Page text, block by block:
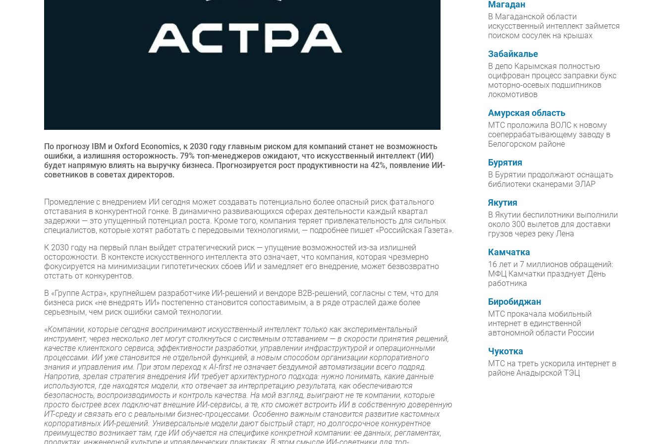
По прогнозу IBM и Oxford Economics, к 2030 году главным риском для компаний станет не возможность
ошибки, а излишняя осторожность. 79% топ-менеджеров ожидают, что искусственный интеллект (ИИ)
будет напрямую влиять на выручку бизнеса. Прогнозируется рост продуктивности на 42%, появление ИИ-
советников в советах директоров.
Промедление с внедрением ИИ сегодня может создавать потенциально более опасный риск фатального
отставания в конкурентной гонке. В динамично развивающихся сферах деятельности каждый квартал
задержки — это упущенный потенциал роста. Кроме того, компания теряет привлекательность для сильных
специалистов, которые хотят работать с передовыми технологиями, — подробнее пишет «Российская Газета».
К 2030 году на первый план выйдет стратегический риск — упущение возможностей из-за излишней
осторожности. В контексте искусственного интеллекта это означает, что компания, которая чрезмерно
фокусируется на минимизации гипотетических сбоев ИИ и замедляет его внедрение, может безвозвратно
отстать от конкурентов.
В «Группе Астра», крупнейшем разработчике ИИ-решений и вендоре B2B-решений, согласны с тем, что для
бизнеса риск «не внедрять ИИ» постепенно становится сопоставимым, а в ряде отраслей даже более
серьезным, чем риск ошибки самой технологии.
«Компании, которые сегодня воспринимают искусственный интеллект только как экспериментальный
инструмент, через несколько лет могут столкнуться с системным отставанием — в скорости принятия решений,
качестве клиентского сервиса, эффективности разработки, управлении инфраструктурой и операционными
процессами. ИИ уже становится не отдельной функцией, а новым способом организации корпоративного
знания и управления им. При этом переход к AI-first не означает бездумной автоматизации всего подряд.
Напротив, зрелая стратегия внедрения ИИ требует архитектурного подхода: нужно понимать, какие данные
используются, где находятся модели, кто отвечает за интерпретацию результата, как обеспечиваются
безопасность, воспроизводимость и контроль качества. На мой взгляд, выиграют не те компании, которые
просто быстрее всех подключат внешние ИИ-сервисы, а те, кто сможет встроить ИИ в собственную доверенную
ИТ-среду и связать его с реальными бизнес-процессами. Особенно важным становится развитие кастомных
корпоративных ИИ-решений. Универсальные модели дают быстрый старт, но долгосрочное конкурентное
преимущество возникает там, где ИИ обучается на специфике конкретной компании: ее данных, регламентах,
Магадан
В Магаданской области
искусственный интеллект займется
поиском сосулек на крышах
Забайкалье
В депо Карымская полностью
оцифрован процесс заправки букс
моторно-осевых подшипников
локомотивов
Амурская область
МТС проложила ВОЛС к новому
соеперрабатывающему заводу в
Белогорском районе
Бурятия
В Бурятии продолжают оснащать
библиотеки сканерами ЭЛАР
Якутия
В Якутии беспилотники выполнили
около 300 вылетов для доставки
грузов через реку Лена
Камчатка
16 лет и 7 миллионов обращений:
МФЦ Камчатки празднует День
работника
Биробиджан
МТС прокачала мобильный
интернет в единственной
автономной области России
Чукотка
МТС на треть ускорила интернет в
районе Анадырской ТЭЦ